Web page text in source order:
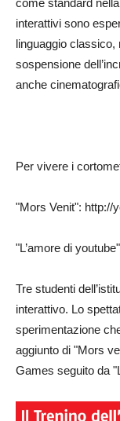
come standard
interattivi sono
linguaggio classico,
sospensione
anche
Per vivere i
"Mors Venit": http://
"L’amore di
Tre studenti
interattivo. Lo
sperimentazione
aggiunto di "Mors
Games seguito da